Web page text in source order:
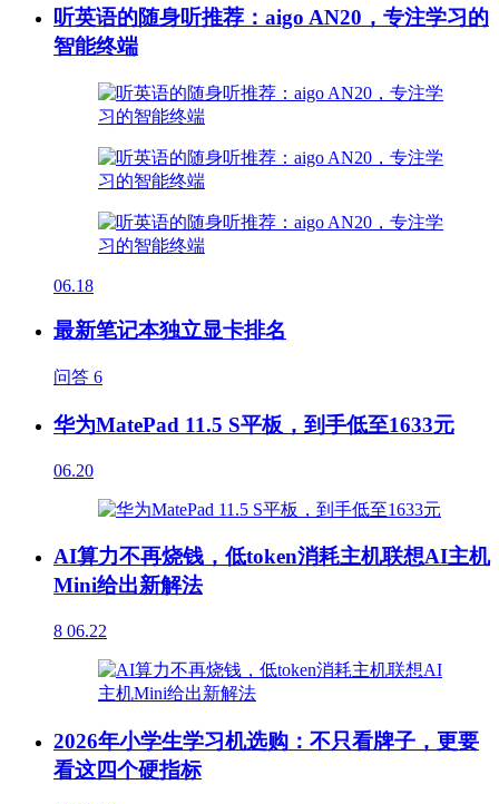
听英语的随身听推荐：aigo AN20，专注学习的
智能终端
06.18
最新笔记本独立显卡排名
问答 6
华为MatePad 11.5 S平板，到手低至1633元
06.20
AI算力不再烧钱，低token消耗主机联想AI主机
Mini给出新解法
8 06.22
2026年小学生学习机选购：不只看牌子，更要
看这四个硬指标